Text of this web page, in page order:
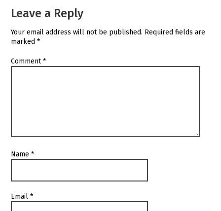
Leave a Reply
Your email address will not be published. Required fields are
marked*
Comment*
Name*
Email*